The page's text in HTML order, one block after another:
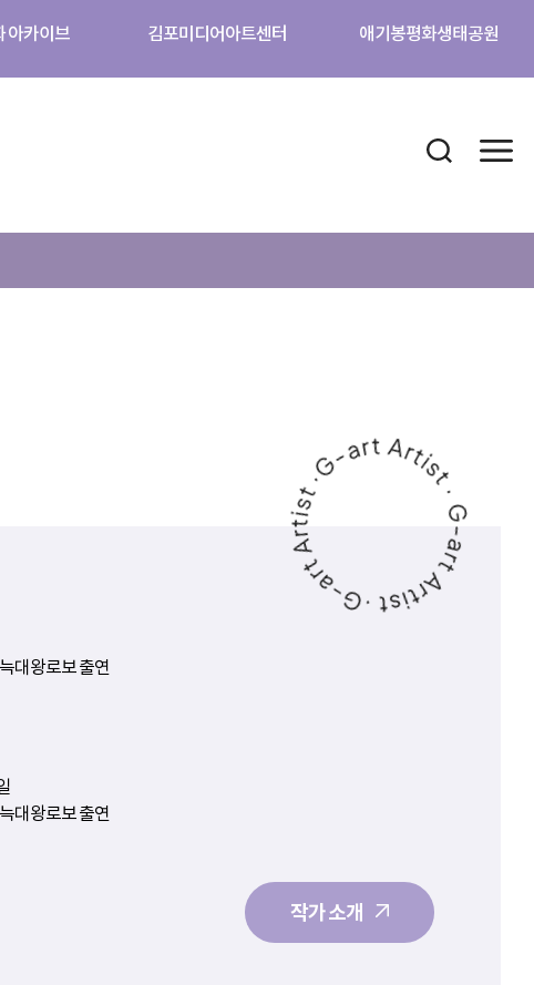
아카이브 김포미디어아트센터 애기봉평화생태공원
검색 열기
대왕로보 출연
대왕로보 출연
작가 소개